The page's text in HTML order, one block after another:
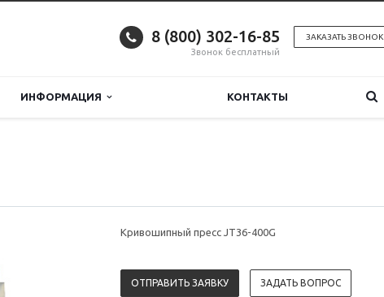
ЗАКАЗАТЬ ЗВОНОК
8 (800) 302-16-85
Звонок бесплатный
ИНФОРМАЦИЯ КОНТАКТЫ
Кривошипный пресс JT36-400G
ОТПРАВИТЬ ЗАЯВКУ ЗАДАТЬ ВОПРОС